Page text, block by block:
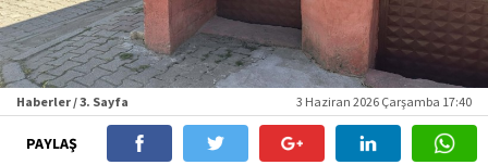
Haberler / 3. Sayfa 3 Haziran 2026 Çarşamba 17:40
PAYLAŞ